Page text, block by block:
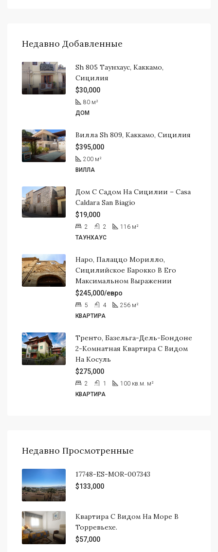
Недавно Добавленные
Sh 805 Таунхаус, Каккамо,
Сицилия
$30,000
80 м²
ДОМ
Вилла Sh 809, Каккамо, Сицилия
$395,000
200 м²
ВИЛЛА
Дом С Садом На Сицилии – Casa
Caldara San Biagio
$19,000
2 2 116 м²
ТАУНХАУС
Наро, Палаццо Морилло,
Сицилийское Барокко В Его
Максимальном Выражении
$245,000/евро
5 4 256 м²
КВАРТИРА
Тренто, Базельга-Дель-Бондоне
2-Комнатная Квартира С Видом
На Косуль
$275,000
2 1 100 кв.м. м²
КВАРТИРА
Недавно Просмотренные
17748-ES-MOR-007343
$133,000
Квартира С Видом На Море В
Торревьехе.
$57,000